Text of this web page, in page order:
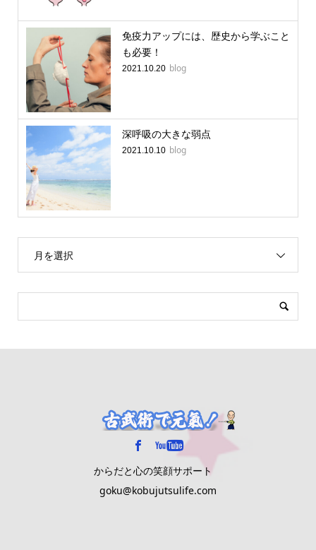
免疫力アップには、歴史から学ぶこと
も必要！
2021.10.20 blog
深呼吸の大きな弱点
2021.10.10 blog
月を選択
からだと心の笑顔サポート
goku@kobujutsulife.com